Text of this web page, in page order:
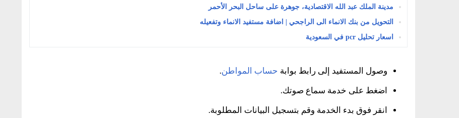
مدينة الملك عبد الله الاقتصادية، جوهرة على ساحل البحر الأحمر
التحويل من بنك الانماء الى الراجحي | اضافة مستفيد الانماء وتفعيله
اسعار تحليل pcr في السعودية
وصول المستفيد إلى رابط بوابة حساب المواطن.
اضغط على خدمة سماع صوتك.
انقر فوق بدء الخدمة وقم بتسجيل البيانات المطلوبة.